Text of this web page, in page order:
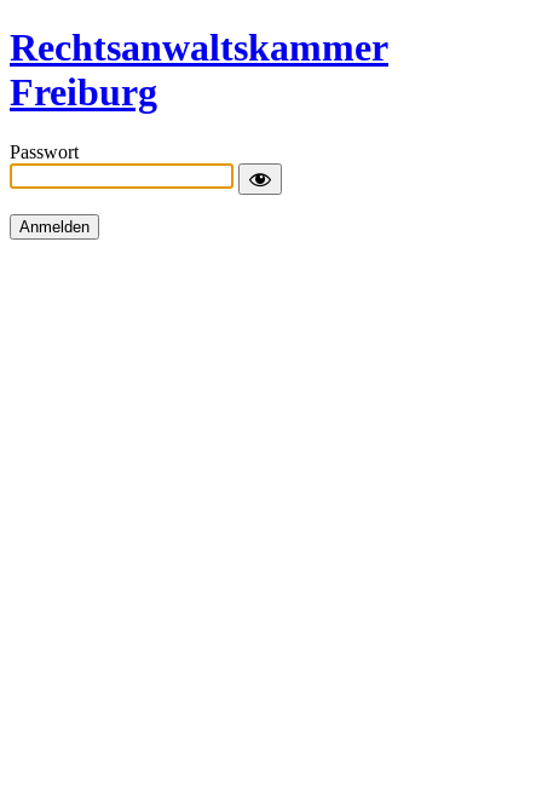
Rechtsanwaltskammer
Freiburg
Passwort